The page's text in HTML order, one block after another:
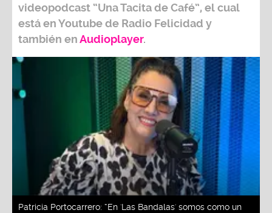
videopodcast “Una Tacita de Café”, el cual
está en Youtube de Radio Felicidad y
también enAudioplayer.
Patricia Portocarrero: “En 'Las Bandalas' somos como un